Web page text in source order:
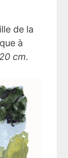
de la
à
cm.